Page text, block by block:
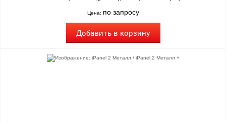
Цена: по запросу
Добавить в корзину